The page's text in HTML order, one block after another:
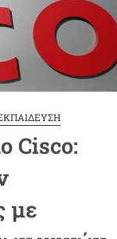
Cisco:
με